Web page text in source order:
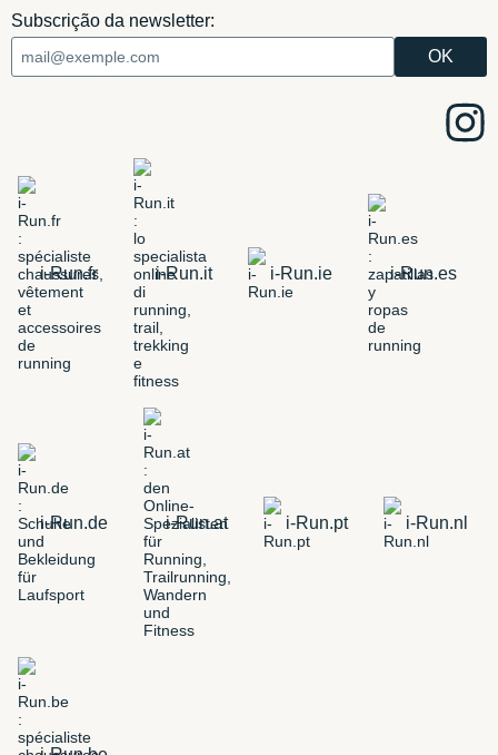
Subscrição da newsletter:
i-Run.fr i-Run.it i-Run.ie i-Run.es
i-Run.de i-Run.at i-Run.pt i-Run.nl